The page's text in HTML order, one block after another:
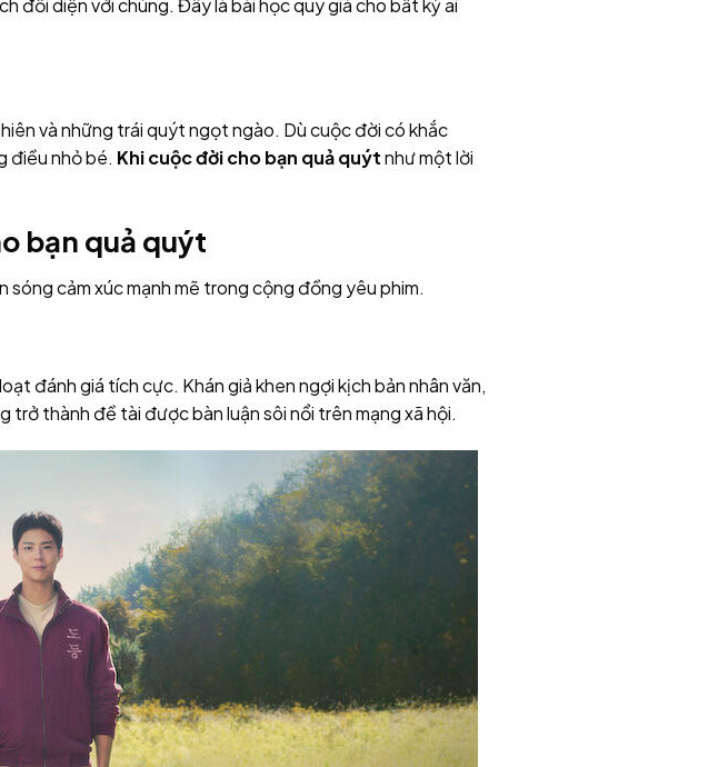
và những trái quýt ngọt ngào. Dù cuộc đời có khắc
điều nhỏ bé. Khi cuộc đời cho bạn quả quýtnhư một lời
bạn quả quýt
cảm xúc mạnh mẽ trong cộng đồng yêu phim.
đánh giá tích cực. Khán giả khen ngợi kịch bản nhân văn,
thành đề tài được bàn luận sôi nổi trên mạng xã hội.